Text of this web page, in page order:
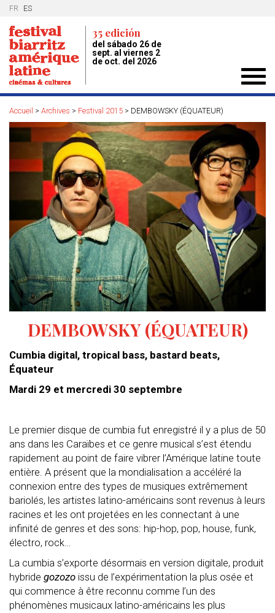
FR ES
35 edición
del sábado 26 de
sept. al viernes 2
de oct. del 2026
Accueil > Archives > Festival 2015 > DEMBOWSKY (ÉQUATEUR)
DEMBOWSKY (ÉQUATEUR)
Cumbia digital, tropical bass, bastard beats,
Équateur
Mardi 29 et mercredi 30 septembre
Le premier disque de cumbia fut enregistré il y a plus de 50
ans dans les Caraïbes et ce genre musical s’est étendu
rapidement au point de faire vibrer l’Amérique latine toute
entière. A présent que la mondialisation a accéléré la
connexion entre des types de musiques extrêmement
bariolés, les artistes latino-américains sont revenus à leurs
racines et les ont projetées en les connectant à une
infinité de genres et des sons: hip-hop, pop, house, funk,
électro, rock…
La cumbia s’exporte désormais en version digitale, produit
hybride gozozo issu de l’expérimentation la plus osée et
qui commence à être reconnu comme l’un des
phénomènes musicaux latino-américains les plus